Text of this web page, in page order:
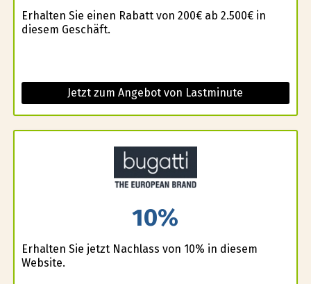
Erhalten Sie einen Rabatt von 200€ ab 2.500€ in
diesem Geschäft.
Jetzt zum Angebot von Lastminute
10%
Erhalten Sie jetzt Nachlass von 10% in diesem
Website.